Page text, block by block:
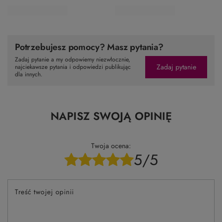
Potrzebujesz pomocy? Masz pytania?
Zadaj pytanie a my odpowiemy niezwłocznie,
najciekawsze pytania i odpowiedzi publikując
dla innych.
Zadaj pytanie
NAPISZ SWOJĄ OPINIĘ
Twoja ocena:
5/5
Treść twojej opinii